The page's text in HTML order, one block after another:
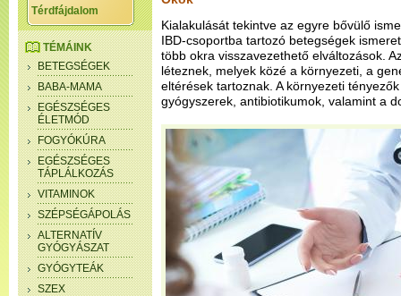
Térdfájdalom
TÉMÁINK
BETEGSÉGEK
BABA-MAMA
EGÉSZSÉGES
ÉLETMÓD
FOGYÓKÚRA
EGÉSZSÉGES
TÁPLÁLKOZÁS
VITAMINOK
SZÉPSÉGÁPOLÁS
ALTERNATÍV
GYÓGYÁSZAT
GYÓGYTEÁK
SZEX
Kialakulását tekintve az egyre bővülő
IBD-csoportba tartozó betegségek
több okra visszavezethető elváltozások.
léteznek, melyek közé a környezeti, a
eltérések tartoznak. A környezeti
gyógyszerek, antibiotikumok, valamint a